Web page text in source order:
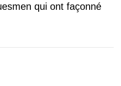
qui ont façonné